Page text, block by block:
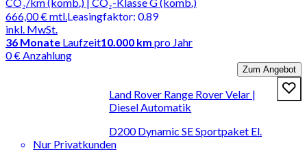
666,00 €mtl.
inkl. MwSt.
Leasingfaktor: 0.89
36 Monate Laufzeit10.000 km pro Jahr
0 € Anzahlung
Zum Angebot
Land Rover Range Rover Velar |
Diesel Automatik
D200 Dynamic SE Sportpaket El.
Nur Privatkunden